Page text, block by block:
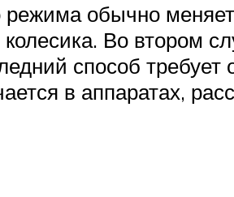
режима обычно
Во втором
способ
в аппаратах,